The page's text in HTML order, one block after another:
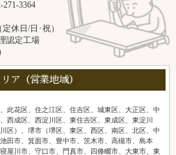
3364
休日/日･祝）
認定工場
ア（営業地域）
此花区、住之江区、住吉区、城東区、大正区、中
西成区、西淀川区、東住吉区、東成区、東淀川
区）、堺市（堺区、東区、西区、南区、北区、中
田市、箕面市、豊中市、茨木市、高槻市、島本
屋川市、守口市、門真市、四條畷市、大東市、東